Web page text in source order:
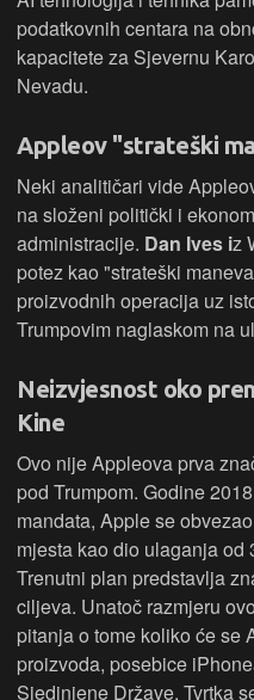
podatkovnih centara na
kapacitete za Sjevernu
Nevadu.
Appleov "strateški
Neki analitičari vide
na složeni politički i
administracije. Dan Ives iz
potez kao "strateški
proizvodnih operacija uz
Trumpovim naglaskom na
Neizvjesnost oko
Kine
Ovo nije Appleova prva
pod Trumpom. Godine
mandata, Apple se
mjesta kao dio ulaganja
Trenutni plan predstavlja
ciljeva. Unatoč razmjeru
pitanja o tome koliko će se
proizvoda, posebice
Sjedinjene Države. Tvrtka